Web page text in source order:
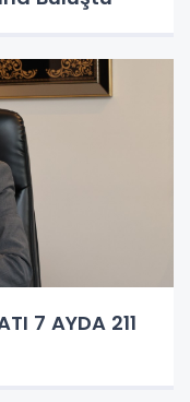
7 AYDA 211